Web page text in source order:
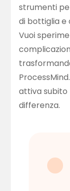
strumenti
di bottiglia e
Vuoi
attiva
differenza.